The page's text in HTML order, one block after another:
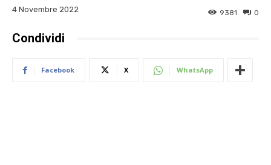
4 Novembre 2022 0
9381
Condividi
Facebook X WhatsApp